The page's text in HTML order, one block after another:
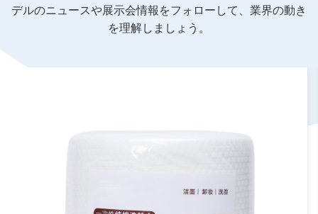
デルのニュースや展示会情報をフォローして、業界の動き
を理解しましょう。